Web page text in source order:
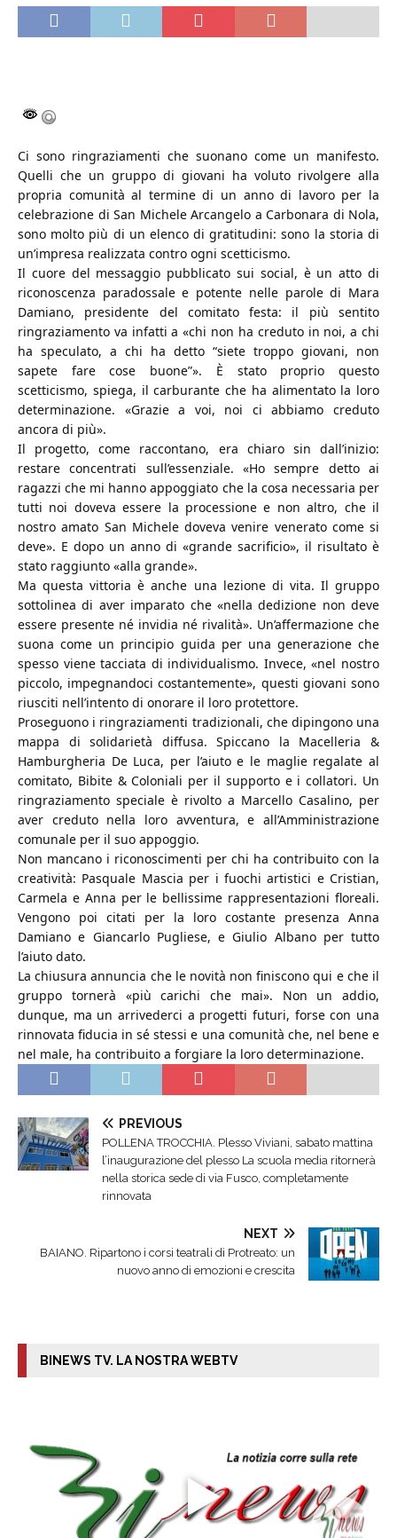
Ci sono ringraziamenti che suonano come un manifesto.
Quelli che un gruppo di giovani ha voluto rivolgere alla
propria comunità al termine di un anno di lavoro per la
celebrazione di San Michele Arcangelo a Carbonara di Nola,
sono molto più di un elenco di gratitudini: sono la storia di
un’impresa realizzata contro ogni scetticismo.
Il cuore del messaggio pubblicato sui social, è un atto di
riconoscenza paradossale e potente nelle parole di Mara
Damiano, presidente del comitato festa: il più sentito
ringraziamento va infatti a «chi non ha creduto in noi, a chi
ha speculato, a chi ha detto “siete troppo giovani, non
sapete fare cose buone”». È stato proprio questo
scetticismo, spiega, il carburante che ha alimentato la loro
determinazione. «Grazie a voi, noi ci abbiamo creduto
ancora di più».
Il progetto, come raccontano, era chiaro sin dall’inizio:
restare concentrati sull’essenziale. «Ho sempre detto ai
ragazzi che mi hanno appoggiato che la cosa necessaria per
tutti noi doveva essere la processione e non altro, che il
nostro amato San Michele doveva venire venerato come si
deve». E dopo un anno di «grande sacrificio», il risultato è
stato raggiunto «alla grande».
Ma questa vittoria è anche una lezione di vita. Il gruppo
sottolinea di aver imparato che «nella dedizione non deve
essere presente né invidia né rivalità». Un’affermazione che
suona come un principio guida per una generazione che
spesso viene tacciata di individualismo. Invece, «nel nostro
piccolo, impegnandoci costantemente», questi giovani sono
riusciti nell’intento di onorare il loro protettore.
Proseguono i ringraziamenti tradizionali, che dipingono una
mappa di solidarietà diffusa. Spiccano la Macelleria &
Hamburgheria De Luca, per l’aiuto e le maglie regalate al
comitato, Bibite & Coloniali per il supporto e i collatori. Un
ringraziamento speciale è rivolto a Marcello Casalino, per
aver creduto nella loro avventura, e all’Amministrazione
comunale per il suo appoggio.
Non mancano i riconoscimenti per chi ha contribuito con la
creatività: Pasquale Mascia per i fuochi artistici e Cristian,
Carmela e Anna per le bellissime rappresentazioni floreali.
Vengono poi citati per la loro costante presenza Anna
Damiano e Giancarlo Pugliese, e Giulio Albano per tutto
l’aiuto dato.
La chiusura annuncia che le novità non finiscono qui e che il
gruppo tornerà «più carichi che mai». Non un addio,
dunque, ma un arrivederci a progetti futuri, forse con una
rinnovata fiducia in sé stessi e una comunità che, nel bene e
nel male, ha contribuito a forgiare la loro determinazione.
PREVIOUS
POLLENA TROCCHIA. Plesso Viviani, sabato mattina
l’inaugurazione del plesso La scuola media ritornerà
nella storica sede di via Fusco, completamente
rinnovata
NEXT
BAIANO. Ripartono i corsi teatrali di Protreato: un
nuovo anno di emozioni e crescita
BINEWS TV. LA NOSTRA WEBTV